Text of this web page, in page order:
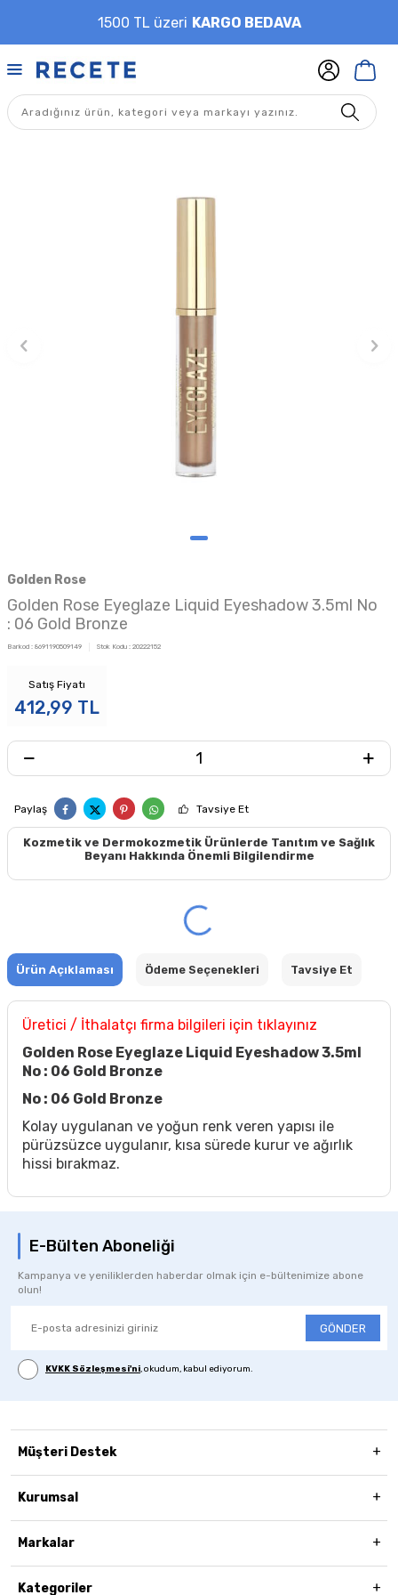
1500 TL üzeri KARGO BEDAVA
Golden Rose
Golden Rose Eyeglaze Liquid Eyeshadow 3.5ml No
: 06 Gold Bronze
Barkod : 8691190509149 Stok Kodu : 20222152
Satış Fiyatı
412,99 TL
Paylaş Tavsiye Et
Kozmetik ve Dermokozmetik Ürünlerde Tanıtım ve Sağlık
Beyanı Hakkında Önemli Bilgilendirme
Ürün Açıklaması Ödeme Seçenekleri Tavsiye Et
Üretici / İthalatçı firma bilgileri için tıklayınız
Golden Rose Eyeglaze Liquid Eyeshadow 3.5ml
No : 06 Gold Bronze
No : 06 Gold Bronze
Kolay uygulanan ve yoğun renk veren yapısı ile
pürüzsüzce uygulanır, kısa sürede kurur ve ağırlık
hissi bırakmaz.
E-Bülten Aboneliği
Kampanya ve yeniliklerden haberdar olmak için e-bültenimize abone
olun!
GÖNDER
KVKK Sözleşmesi'ni, okudum, kabul ediyorum.
Müşteri Destek
Kurumsal
Markalar
Kategoriler